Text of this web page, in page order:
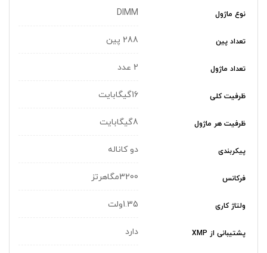
نوع ماژول DIMM
تعداد پین 288 پین
تعداد ماژول 2 عدد
ظرفیت کلی 16گیگابایت
ظرفیت هر ماژول 8گیگابایت
پیکربندی دو کاناله
فرکانس 3200مگاهرتز
ولتاژ کاری 1.35ولت
پشتیبانی از XMP دارد